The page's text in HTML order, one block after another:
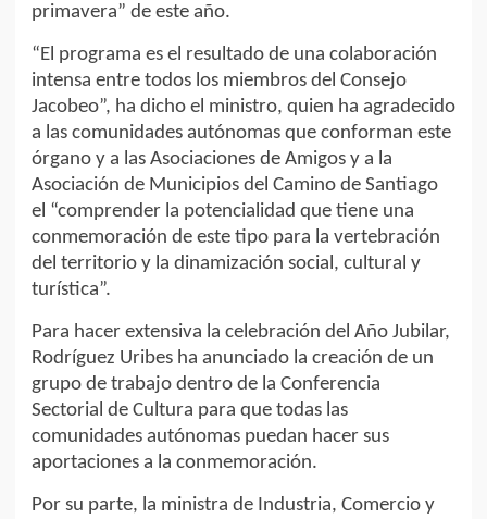
primavera” de este año.
“El programa es el resultado de una colaboración
intensa entre todos los miembros del Consejo
Jacobeo”, ha dicho el ministro, quien ha agradecido
a las comunidades autónomas que conforman este
órgano y a las Asociaciones de Amigos y a la
Asociación de Municipios del Camino de Santiago
el “comprender la potencialidad que tiene una
conmemoración de este tipo para la vertebración
del territorio y la dinamización social, cultural y
turística”.
Para hacer extensiva la celebración del Año Jubilar,
Rodríguez Uribes ha anunciado la creación de un
grupo de trabajo dentro de la Conferencia
Sectorial de Cultura para que todas las
comunidades autónomas puedan hacer sus
aportaciones a la conmemoración.
Por su parte, la ministra de Industria, Comercio y